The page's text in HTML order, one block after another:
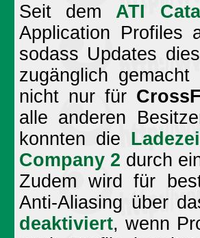
Seit dem ATI
Application Profiles
sodass Updates
zugänglich
nicht nur für
alle anderen
konnten die
Company 2 durch
Zudem wird für
Anti-Aliasing über
deaktiviert, wenn